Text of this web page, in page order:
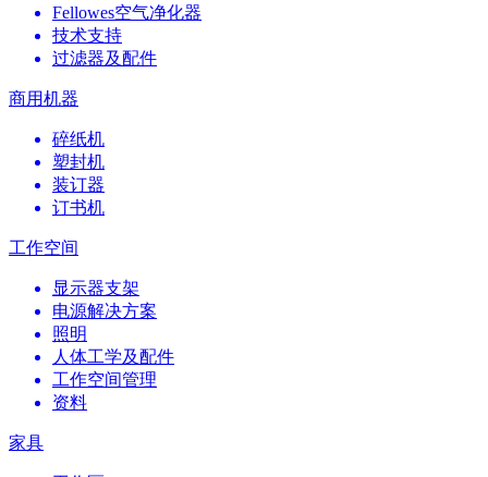
Fellowes空气净化器
技术支持
过滤器及配件
商用机器
碎纸机
塑封机
装订器
订书机
工作空间
显示器支架
电源解决方案
照明
人体工学及配件
工作空间管理
资料
家具